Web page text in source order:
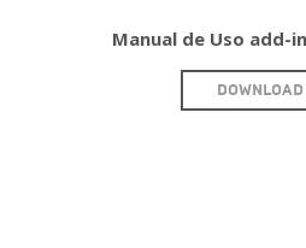
Manual de Uso add-
DOWNLOAD